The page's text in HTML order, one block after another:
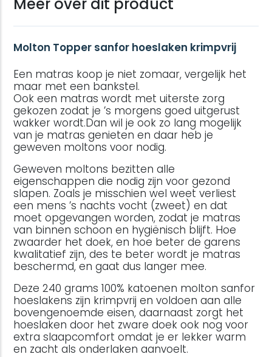
Molton Topper sanfor hoeslaken krimpvrij
Een matras koop je niet zomaar, vergelijk het
maar met een bankstel.
Ook een matras wordt met uiterste zorg
gekozen zodat je ’s morgens goed uitgerust
wakker wordt.Dan wil je ook zo lang mogelijk
van je matras genieten en daar heb je
geweven moltons voor nodig.
Geweven moltons bezitten alle
eigenschappen die nodig zijn voor gezond
slapen. Zoals je misschien wel weet verliest
een mens ’s nachts vocht (zweet) en dat
moet opgevangen worden, zodat je matras
van binnen schoon en hygiënisch blijft. Hoe
zwaarder het doek, en hoe beter de garens
kwalitatief zijn, des te beter wordt je matras
beschermd, en gaat dus langer mee.
Deze 240 grams 100% katoenen molton sanfor
hoeslakens zijn krimpvrij en voldoen aan alle
bovengenoemde eisen, daarnaast zorgt het
hoeslaken door het zware doek ook nog voor
extra slaapcomfort omdat je er lekker warm
en zacht als onderlaken aanvoelt.